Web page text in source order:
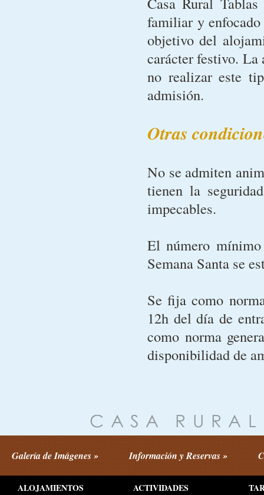
familiar y
objetivo del
carácter festivo. La
no realizar este
admisión.
Otras
No se admiten
tienen la
impecables.
El número
Semana Santa se
Se fija como
12h del día de
como norma
disponibilidad de
Galería de Imágenes » Información y Reservas »
ALOJAMIENTOS ACTIVIDADES